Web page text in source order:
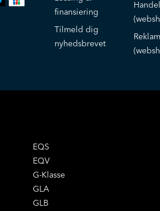
finansiering
Tilmeld dig
nyhedsbrevet
EQS
EQV
G-Klasse
GLA
GLB